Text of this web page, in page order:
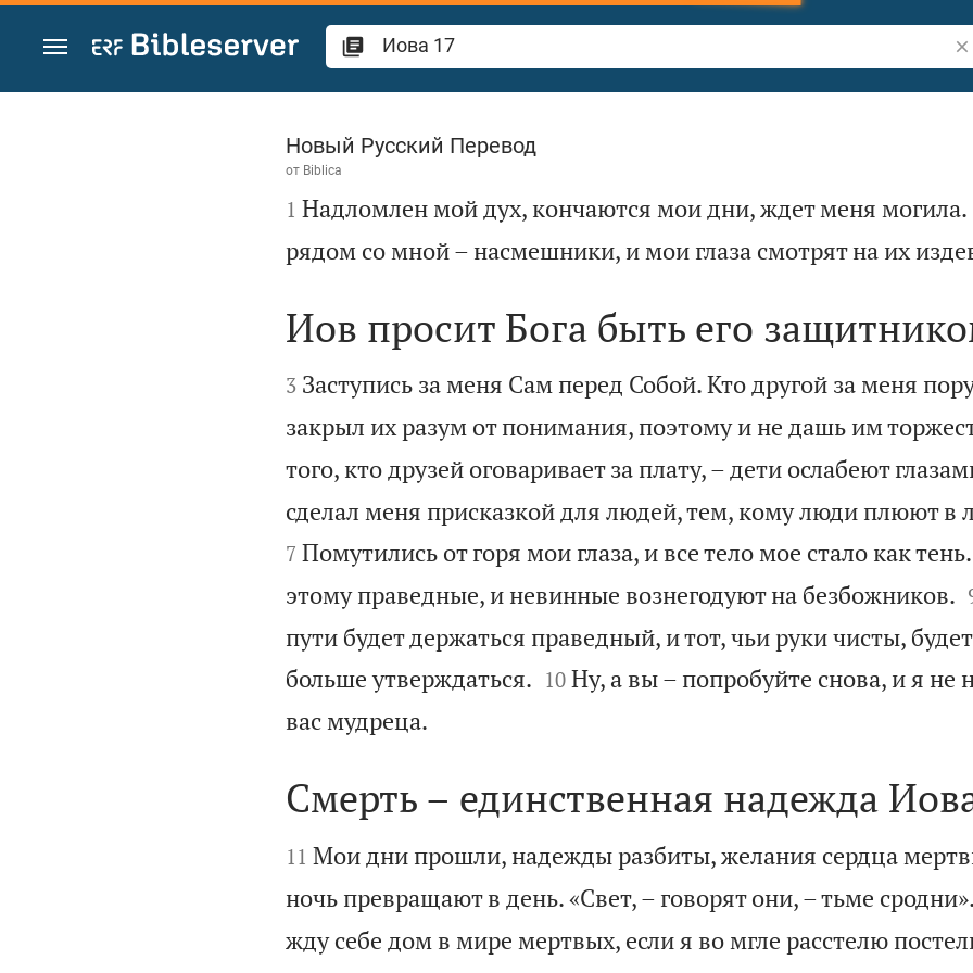
Перейти к содержанию
Иова 17
Новый Русский Перевод
от Biblica

1 Надломлен мой дух, кончаются мои дни, ждет меня могила.
рядом со мной – насмешники, и мои глаза смотрят на их

Иов просит Бога быть его

3 Заступись за меня Сам перед Собой. Кто другой за меня
закрыл их разум от понимания, поэтому и не дашь им
того, кто друзей оговаривает за плату, – дети ослабеют
сделал меня присказкой для людей, тем, кому люди плюют в
7 Помутились от горя мои глаза, и все тело мое стало как тень.
этому праведные, и невинные вознегодуют на безбожников.
пути будет держаться праведный, и тот, чьи руки чисты,
больше утверждаться.
10 Ну, а вы – попробуйте снова, и я не
вас мудреца.

Смерть – единственная надежда

11 Мои дни прошли, надежды разбиты, желания сердца
ночь превращают в день. «Свет, – говорят они, – тьме сродни».
жду себе дом в мире мертвых, если я во мгле расстелю